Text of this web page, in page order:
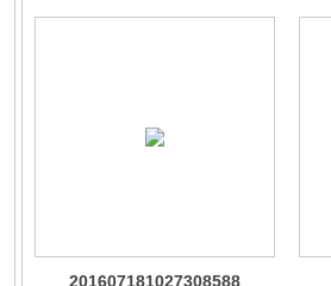
201607181027308588